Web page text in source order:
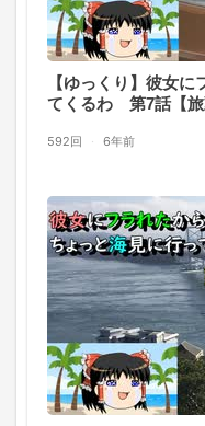
【ゆっくり】彼女
てくるわ 第7話【旅
592回 · 6年前